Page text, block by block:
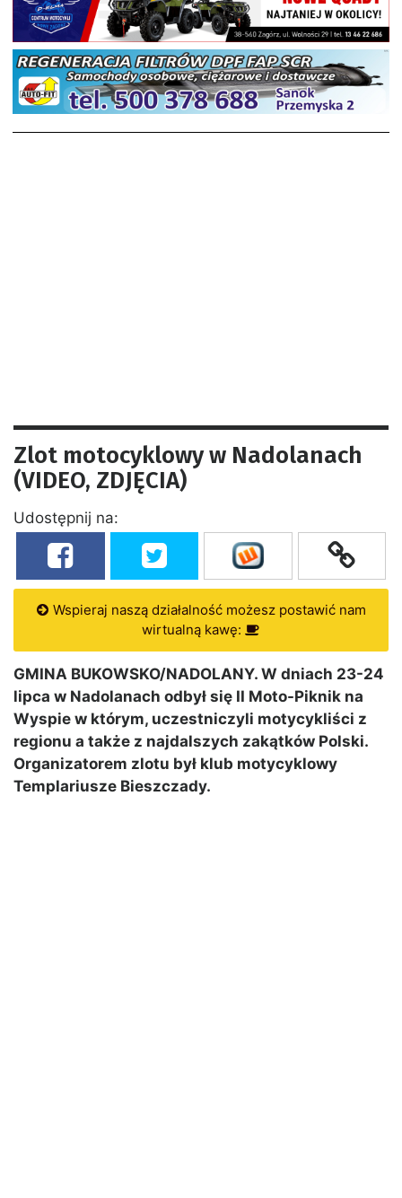
Zlot motocyklowy w Nadolanach
(VIDEO, ZDJĘCIA)
Udostępnij na:
Wspieraj naszą działalność możesz postawić nam
wirtualną kawę:
GMINA BUKOWSKO/NADOLANY. W dniach 23-24
lipca w Nadolanach odbył się II Moto-Piknik na
Wyspie w którym, uczestniczyli motycykliści z
regionu a także z najdalszych zakątków Polski.
Organizatorem zlotu był klub motycyklowy
Templariusze Bieszczady.